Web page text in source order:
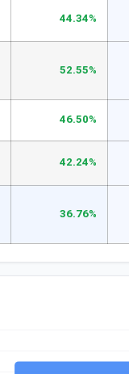
44.34%
52.55%
46.50%
42.24%
36.76%